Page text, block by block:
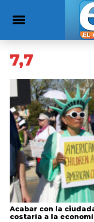
7,7
Acabar con la
costaría a la